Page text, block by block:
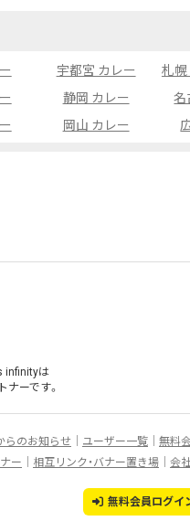
宇都宮 カレー 札幌
静岡 カレー 名
岡山 カレー
infinityは
ナーです。
らのお知らせ ユーザー一覧 無料
ー 相互リンク・バナー置き場 会
無料会員ログイ